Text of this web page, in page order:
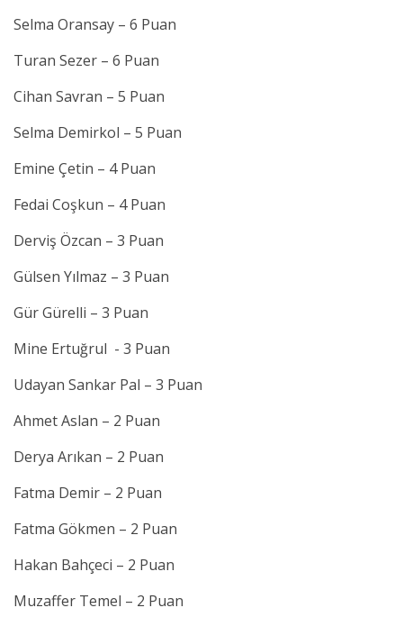
Selma Oransay – 6 Puan
Turan Sezer – 6 Puan
Cihan Savran – 5 Puan
Selma Demirkol – 5 Puan
Emine Çetin – 4 Puan
Fedai Coşkun – 4 Puan
Derviş Özcan – 3 Puan
Gülsen Yılmaz – 3 Puan
Gür Gürelli – 3 Puan
Mine Ertuğrul - 3 Puan
Udayan Sankar Pal – 3 Puan
Ahmet Aslan – 2 Puan
Derya Arıkan – 2 Puan
Fatma Demir – 2 Puan
Fatma Gökmen – 2 Puan
Hakan Bahçeci – 2 Puan
Muzaffer Temel – 2 Puan